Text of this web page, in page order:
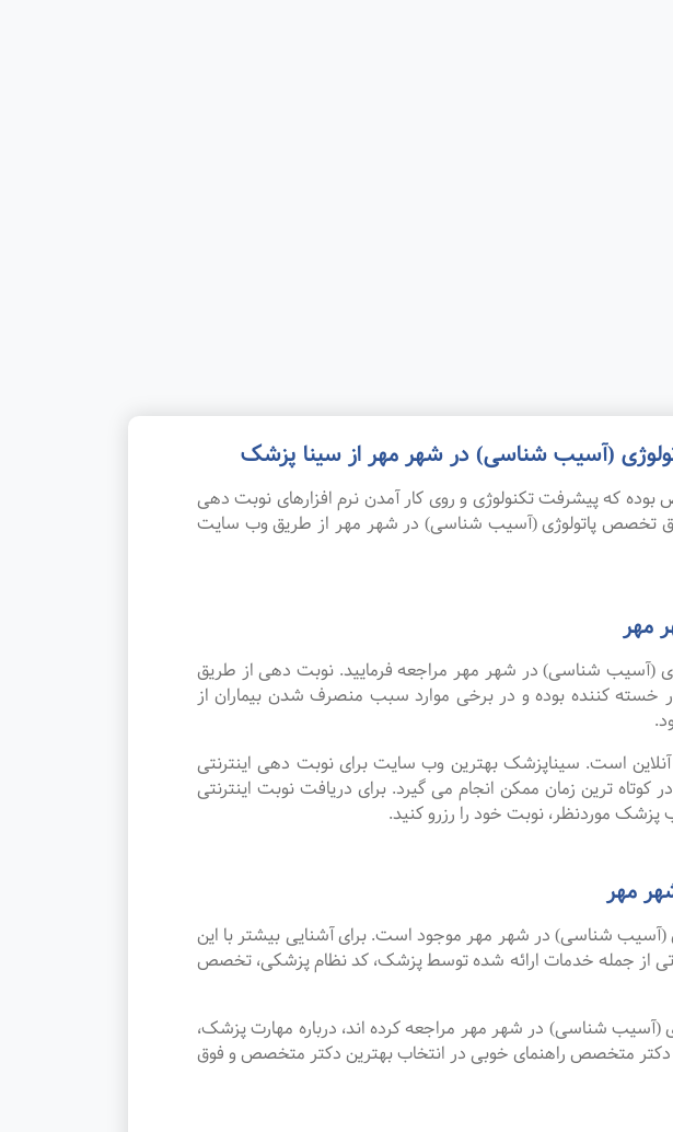
(آسیب شناسی) در شهر مهر از سینا پزشک
که پیشرفت تکنولوژی و روی کار آمدن نرم افزارهای نوبت دهی
تخصص پاتولوژی (آسیب شناسی) در شهر مهر از طریق وب سایت
مهر
(آسیب شناسی) در شهر مهر مراجعه فرمایید. نوبت دهی از طریق
خسته کننده بوده و در برخی موارد سبب منصرف شدن بیماران از
است. سیناپزشک بهترین وب سایت برای نوبت دهی اینترنتی
ترین زمان ممکن انجام می گیرد. برای دریافت نوبت اینترنتی
موردنظر، نوبت خود را رزرو کنید.
مهر
شناسی) در شهر مهر موجود است. برای آشنایی بیشتر با این
از جمله خدمات ارائه شده توسط پزشک، کد نظام پزشکی، تخصص
شناسی) در شهر مهر مراجعه کرده اند، درباره مهارت پزشک،
دکتر متخصص راهنمای خوبی در انتخاب بهترین دکتر متخصص و فوق